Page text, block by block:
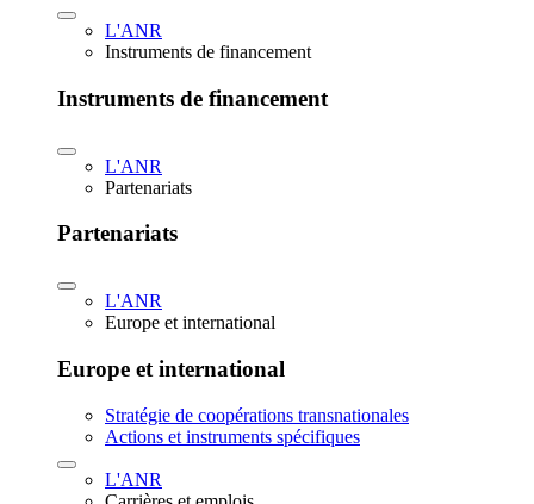
L'ANR
Instruments de financement
Instruments de financement
L'ANR
Partenariats
Partenariats
L'ANR
Europe et international
Europe et international
Stratégie de coopérations transnationales
Actions et instruments spécifiques
L'ANR